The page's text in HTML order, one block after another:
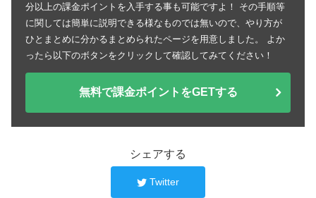
分以上の課金ポイントを入手する事も可能ですよ！ その手順等
に関しては簡単に説明できる様なものでは無いので、やり方が
ひとまとめに分かるまとめられたページを用意しました。 よか
ったら以下のボタンをクリックして確認してみてください！
無料で課金ポイントをGETする
シェアする
Twitter